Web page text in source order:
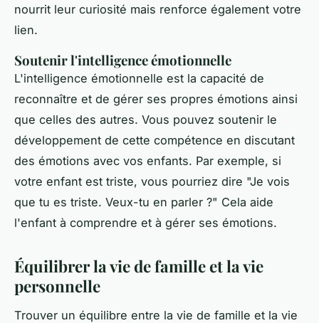
nourrit leur curiosité mais renforce également votre
lien.
Soutenir l'intelligence émotionnelle
L'intelligence émotionnelle est la capacité de
reconnaître et de gérer ses propres émotions ainsi
que celles des autres. Vous pouvez soutenir le
développement de cette compétence en discutant
des émotions avec vos enfants. Par exemple, si
votre enfant est triste, vous pourriez dire "Je vois
que tu es triste. Veux-tu en parler ?" Cela aide
l'enfant à comprendre et à gérer ses émotions.
Équilibrer la vie de famille et la vie
personnelle
Trouver un équilibre entre la vie de famille et la vie